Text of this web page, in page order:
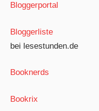
Bloggerportal
Bloggerliste
bei lesestunden.de
Booknerds
Bookrix